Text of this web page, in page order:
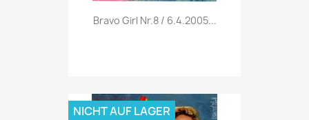
Vorschau
Bravo Girl Nr.8 / 6.4.2005...
NICHT AUF LAGER